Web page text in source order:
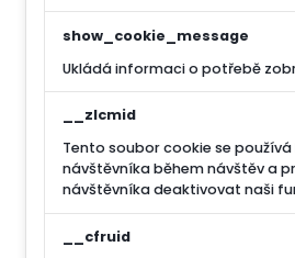
show_cookie_message
Ukládá informaci o potřebě
__zlcmid
Tento soubor cookie se
návštěvníka během návštěv a
návštěvníka deaktivovat naši
__cfruid